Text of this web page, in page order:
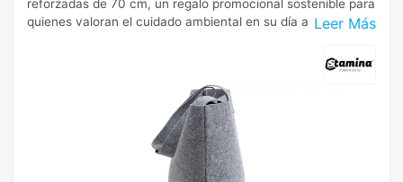
Leer Más
reforzadas de 70 cm, un regalo promocional sostenible para
quienes valoran el cuidado ambiental en su día a día.